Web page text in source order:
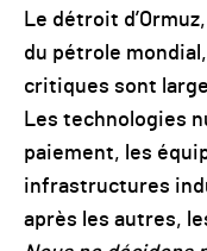
Le détroit
du pétrole
critiques sont
Les technologies
paiement, les
infrastructures
après les autres,